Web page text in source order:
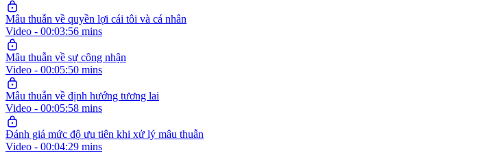
Mâu thuẫn về quyền lợi cái tôi và cá nhân
Video - 00:03:56 mins
Mâu thuẫn về sự công nhận
Video - 00:05:50 mins
Mâu thuẫn về định hướng tương lai
Video - 00:05:58 mins
Đánh giá mức độ ưu tiên khi xử lý mâu thuẫn
Video - 00:04:29 mins